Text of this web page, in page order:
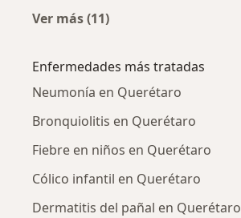
Ver más (11)
Enfermedades más tratadas
Neumonía en Querétaro
Bronquiolitis en Querétaro
Fiebre en niños en Querétaro
Cólico infantil en Querétaro
Dermatitis del pañal en Querétaro